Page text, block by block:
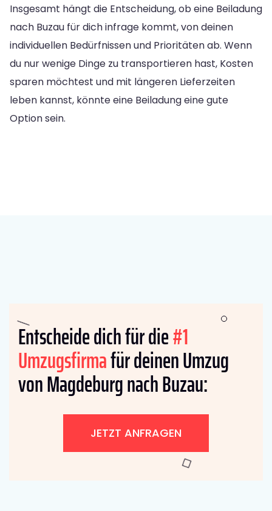
Insgesamt hängt die Entscheidung, ob eine Beiladung
nach Buzau für dich infrage kommt, von deinen
individuellen Bedürfnissen und Prioritäten ab. Wenn
du nur wenige Dinge zu transportieren hast, Kosten
sparen möchtest und mit längeren Lieferzeiten
leben kannst, könnte eine Beiladung eine gute
Option sein.
Entscheide dich für die#1
Umzugsfirmafür deinen Umzug
von Magdeburg nach Buzau:
JETZT ANFRAGEN